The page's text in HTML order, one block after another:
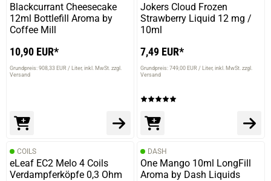
prev next
Blackcurrant Cheesecake
12ml Bottlefill Aroma by
Coffee Mill
10,90 EUR*
Grundpreis: 908,33 EUR / Liter inkl. MwSt. zzgl.
Versand
Jokers Cloud Frozen
Strawberry Liquid 12 mg /
10ml
7,49 EUR*
Grundpreis: 749,00 EUR / Liter inkl. MwSt. zzgl.
Versand
COILS
eLeaf EC2 Melo 4 Coils
Verdampferköpfe 0,3 Ohm
DASH
One Mango 10ml LongFill
Aroma by Dash Liquids